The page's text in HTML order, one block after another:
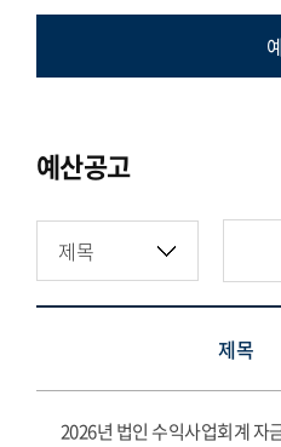
예산공고
제목
2026년 법인 수익사업회계 자